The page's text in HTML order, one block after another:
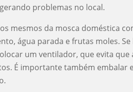
problemas no local.
mesmos da mosca doméstica
água parada e frutas moles.
um ventilador, que evita que
É importante também embalar